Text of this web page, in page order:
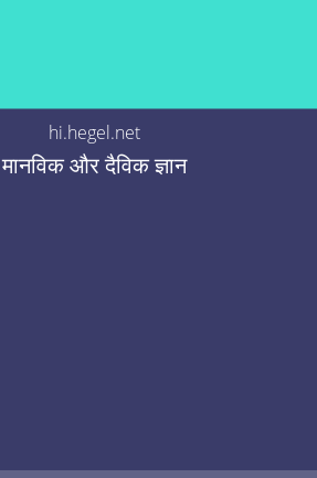
hi.hegel.net
मानविक और दैविक ज्ञान